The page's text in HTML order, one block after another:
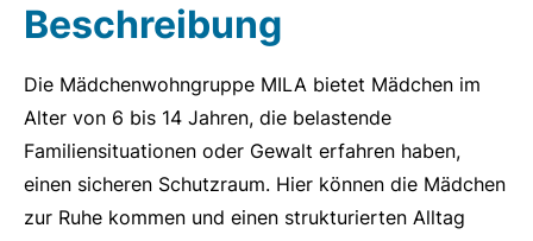
Beschreibung
Die Mädchenwohngruppe MILA bietet Mädchen im
Alter von 6 bis 14 Jahren, die belastende
Familiensituationen oder Gewalt erfahren haben,
einen sicheren Schutzraum. Hier können die Mädchen
zur Ruhe kommen und einen strukturierten Alltag